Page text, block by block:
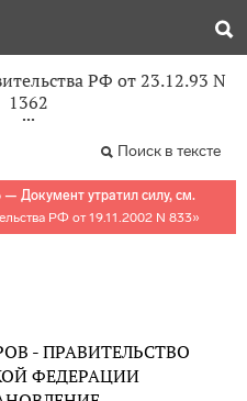
РФ от 23.12.93 N
1362
Поиск в тексте
— Документ утратил силу, см.
РФ от 19.11.2002 N 833»
- ПРАВИТЕЛЬСТВО
ФЕДЕРАЦИИ